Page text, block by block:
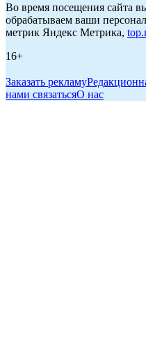
Во время посещения сайта
обрабатываем ваши
метрик Яндекс Метрика,
16+
Заказать рекламу
нами связатьсяО нас